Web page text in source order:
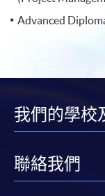
Advanced
我們的學校
聯絡我們